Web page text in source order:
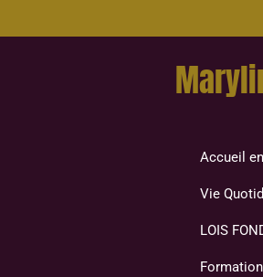
Accueil
Vie
LOIS